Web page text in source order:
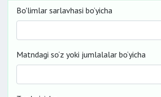
Bo'limlar sarlavhasi bo’yicha
Matndagi so‘z yoki jumlalalar bo‘yicha